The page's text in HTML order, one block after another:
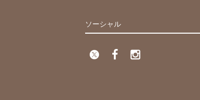
ソーシャル